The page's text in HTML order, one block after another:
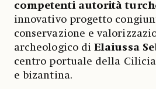
competenti autorità
innovativo progetto
conservazione e
archeologico diElaiussa
centro portuale della
e bizantina.